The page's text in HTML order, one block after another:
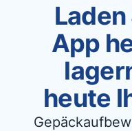
App
heute